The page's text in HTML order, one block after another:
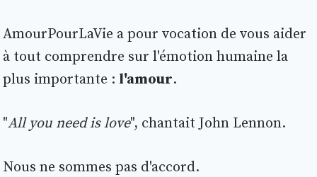
AmourPourLaVie a pour vocation de vous aider
à tout comprendre sur l'émotion humaine la
plus importante : l'amour.
"All you need is love", chantait John Lennon.
Nous ne sommes pas d'accord.